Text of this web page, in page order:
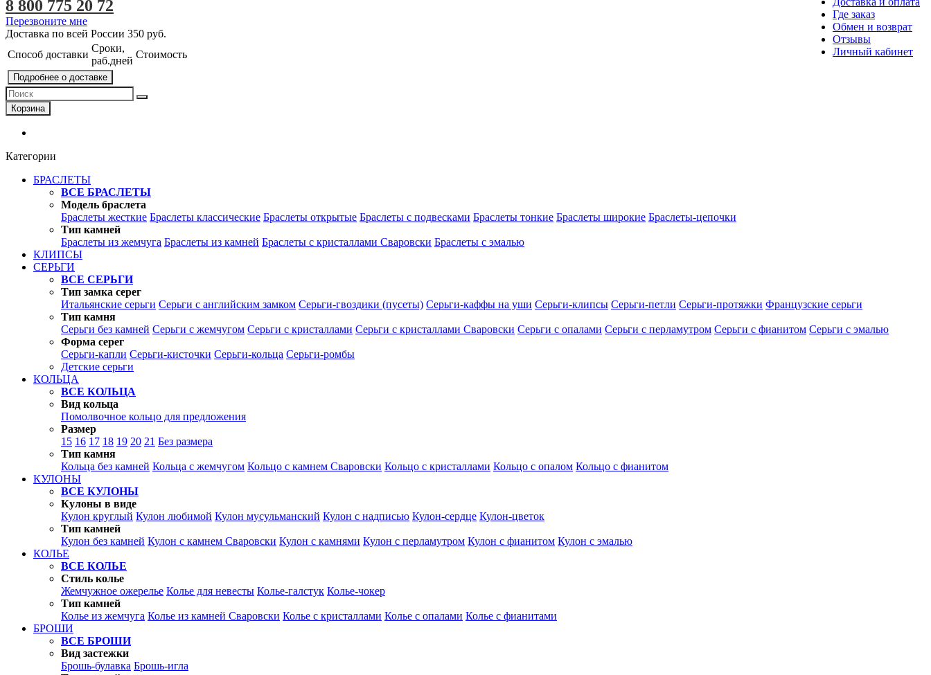
Где заказ
Обмен и возврат
Отзывы
Личный кабинет
8 800 775 20 72
Перезвоните мне
Доставка по всей России 350 руб.
Способ доставки
Сроки,
раб.дней
Стоимость
Подробнее о доставке
Корзина
Категории
БРАСЛЕТЫ
ВСЕ БРАСЛЕТЫ
Модель браслета
Браслеты жесткие Браслеты классические Браслеты открытые Браслеты с подвесками Браслеты тонкие Браслеты широкие Браслеты-цепочки
Тип камней
Браслеты из жемчуга Браслеты из камней Браслеты с кристаллами Сваровски Браслеты с эмалью
КЛИПСЫ
СЕРЬГИ
ВСЕ СЕРЬГИ
Тип замка серег
Итальянские серьги Серьги с английским замком Серьги-гвоздики (пусеты) Серьги-каффы на уши Серьги-клипсы Серьги-петли Серьги-протяжки Французские серьги
Тип камня
Серьги без камней Серьги с жемчугом Серьги с кристаллами Серьги с кристаллами Сваровски Серьги с опалами Серьги с перламутром Серьги с фианитом Серьги с эмалью
Форма серег
Серьги-капли Серьги-кисточки Серьги-кольца Серьги-ромбы
Детские серьги
КОЛЬЦА
ВСЕ КОЛЬЦА
Вид кольца
Помолвочное кольцо для предложения
Размер
15 16 17 18 19 20 21 Без размера
Тип камня
Кольца без камней Кольца с жемчугом Кольцо с камнем Сваровски Кольцо с кристаллами Кольцо с опалом Кольцо с фианитом
КУЛОНЫ
ВСЕ КУЛОНЫ
Кулоны в виде
Кулон круглый Кулон любимой Кулон мусульманский Кулон с надписью Кулон-сердце Кулон-цветок
Тип камней
Кулон без камней Кулон с камнем Сваровски Кулон с камнями Кулон с перламутром Кулон с фианитом Кулон с эмалью
КОЛЬЕ
ВСЕ КОЛЬЕ
Стиль колье
Жемчужное ожерелье Колье для невесты Колье-галстук Колье-чокер
Тип камней
Колье из жемчуга Колье из камней Сваровски Колье с кристаллами Колье с опалами Колье с фианитами
БРОШИ
ВСЕ БРОШИ
Вид застежки
Брошь-булавка Брошь-игла